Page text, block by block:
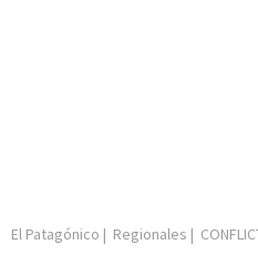
El Patagónico | Regionales |